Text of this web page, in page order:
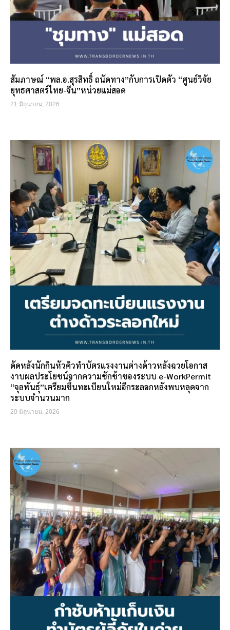
สัมภาษณ์ “พล.อ.สุรสิทธิ์ ถนัดทาง”กับการเปิดตัว “ศูนย์วิจัย
ยุทธศาสตร์ไทย-จีน”หน่วยแม่สอด
21 มิถุนายน, 2026
ดัดหลังนักกินหัวคิวทำบัตรแรงงานต่างด้าวหลังฉวยโอกาส
งาบผลประโยชน์จากความชักช้าของระบบ e-WorkPermit
“จุลพันธุ์”เตรียมขึ้นทะเบียนใหม่อีกระลอกหลังพบหลุดจาก
ระบบจำนวนมาก
20 มิถุนายน, 2026